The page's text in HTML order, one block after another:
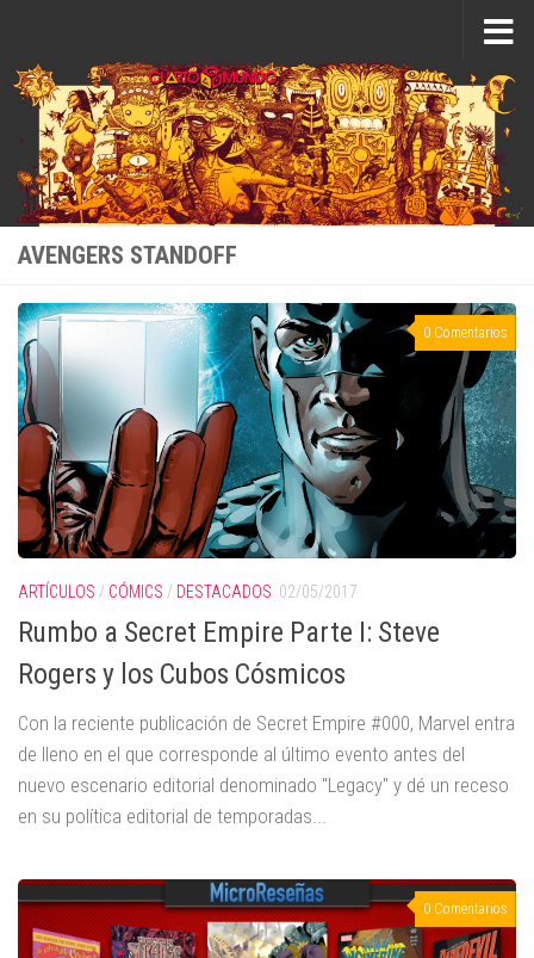
AVENGERS STANDOFF
0 Comentarios
ARTÍCULOS / CÓMICS / DESTACADOS 02/05/2017
Rumbo a Secret Empire Parte I: Steve
Rogers y los Cubos Cósmicos
Con la reciente publicación de Secret Empire #000, Marvel entra
de lleno en el que corresponde al último evento antes del
nuevo escenario editorial denominado "Legacy" y dé un receso
en su política editorial de temporadas...
0 Comentarios